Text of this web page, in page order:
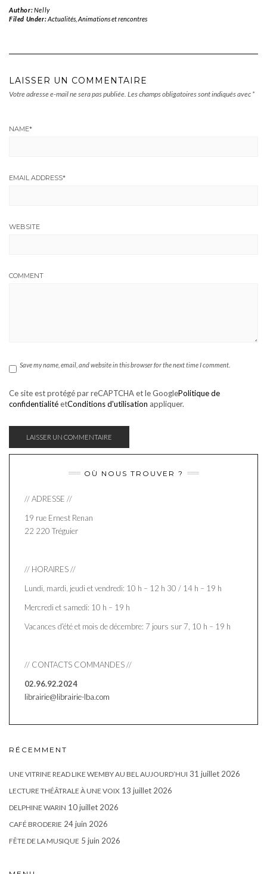
Author:Nelly
Filed Under:Actualités, Animations et rencontres
LAISSER UN COMMENTAIRE
Votre adresse e-mail ne sera pas publiée. Les champs obligatoires sont indiqués avec *
NAME*
EMAIL ADDRESS*
WEBSITE
COMMENT
Save my name, email, and website in this browser for the next time I comment.
Ce site est protégé par reCAPTCHA et le GooglePolitique de
confidentialitéetConditions d'utilisation appliquer.
OÙ NOUS TROUVER ?
// ADRESSE //
19 rue Ernest Renan
22 220 Tréguier
// HORAIRES //
Lundi, mardi, jeudi et vendredi: 10 h – 12 h 30 / 14 h – 19 h
Mercredi et samedi: 10 h – 19 h
Vacances d’été et mois de décembre: 7 jours sur 7, 10 h – 19 h
// CONTACTS COMMANDES //
02.96.92.2024
librairie@librairie-lba.com
RÉCEMMENT
UNE VITRINE READ LIKE WEMBY AU BEL AUJOURD’HUI 31 juillet 2026
LECTURE THÉÂTRALE À UNE VOIX 13 juillet 2026
DELPHINE WARIN 10 juillet 2026
CAFÉ BRODERIE 24 juin 2026
FÊTE DE LA MUSIQUE 5 juin 2026